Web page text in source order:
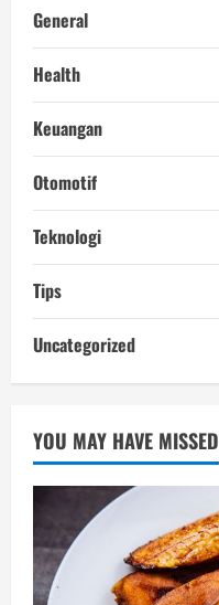
General
Health
Keuangan
Otomotif
Teknologi
Tips
Uncategorized
YOU MAY HAVE MISSED